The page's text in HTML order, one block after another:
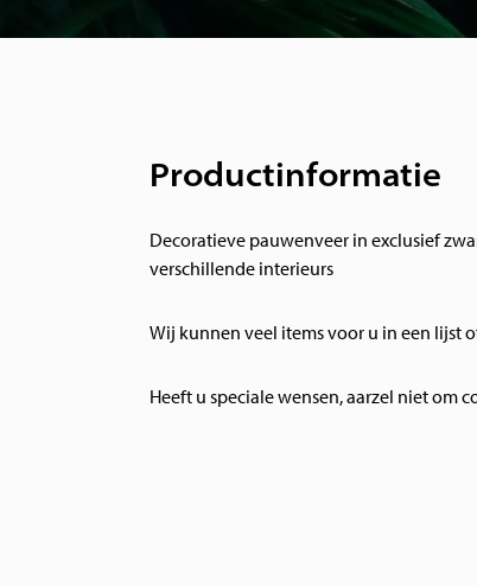
Productinformatie
Decoratieve pauwenveer in exclusief
verschillende interieurs
Wij kunnen veel items voor u in een lijst
Heeft u speciale wensen, aarzel niet om